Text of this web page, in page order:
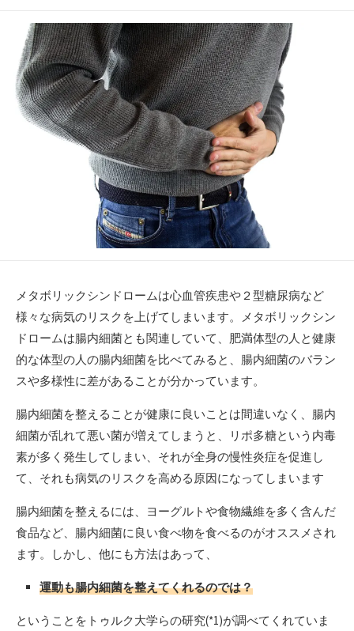
日
更
新
日
者
メタボリックシンドロームは心血管疾患や２型糖尿病など
様々な病気のリスクを上げてしまいます。メタボリックシン
ドロームは腸内細菌とも関連していて、肥満体型の人と健康
的な体型の人の腸内細菌を比べてみると、腸内細菌のバラン
スや多様性に差があることが分かっています。
腸内細菌を整えることが健康に良いことは間違いなく、腸内
細菌が乱れて悪い菌が増えてしまうと、リポ多糖という内毒
素が多く発生してしまい、それが全身の慢性炎症を促進し
て、それも病気のリスクを高める原因になってしまいます
腸内細菌を整えるには、ヨーグルトや食物繊維を多く含んだ
食品など、腸内細菌に良い食べ物を食べるのがオススメされ
ます。しかし、他にも方法はあって、
運動も腸内細菌を整えてくれるのでは？
ということをトゥルク大学らの研究(*1)が調べてくれていま